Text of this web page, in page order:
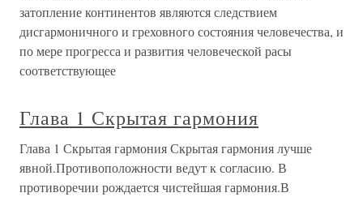
затопление континентов являются следствием
дисгармоничного и греховного состояния человечества, и
по мере прогресса и развития человеческой расы
соответствующее
Глава 1 Скрытая гармония
Глава 1 Скрытая гармония Скрытая гармония лучше
явной.Противоположности ведут к согласию. В
противоречии рождается чистейшая гармония.В